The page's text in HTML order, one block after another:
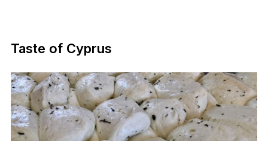
Taste of Cyprus